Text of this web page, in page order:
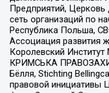
Предприятий, Церковь
сеть организаций по
Республика Польша,
Ассоциация развития
Королевский
КРИМСЬКА
Бёлля, Stichting
правовой инициативы